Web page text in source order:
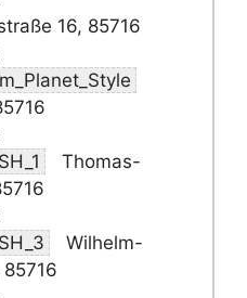
16, 85716
Thomas-
Wilhelm-